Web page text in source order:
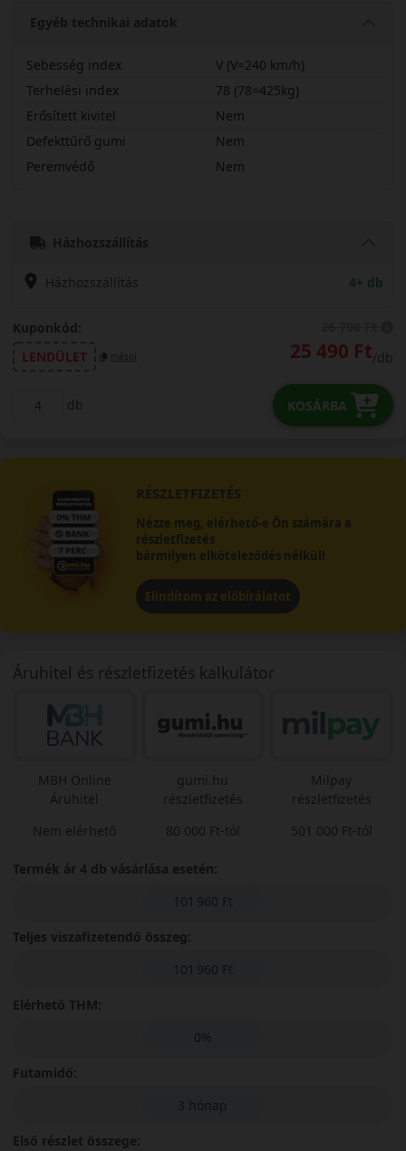
Egyéb technikai adatok
Sebesség index
V (V=240 km/h)
Terhelési index
78 (78=425kg)
Erősített kivitel
Nem
Defekttűrő gumi
Nem
Peremvédő
Nem
Házhozszállítás
Házhozszállítás 4+ db
Kuponkód:
LENDÜLET
másol 25 490 Ft/db
db KOSÁRBA
RÉSZLETFIZETÉS
Nézze meg, elérhető-e Ön számára a
részletfizetés
bármilyen elköteleződés nélkül!
Elindítom az előbírálatot
Áruhitel és részletfizetés kalkulátor
MBH Online
Áruhitel
Nem elérhető
gumi.hu
részletfizetés
80 000 Ft-tól
Milpay
részletfizetés
501 000 Ft-tól
Termék ár 4 db vásárlása esetén:
101 960 Ft
Teljes viszafizetendő összeg:
101 960 Ft
Elérhető THM:
0%
Futamidő:
3 hónap
Első részlet összege: